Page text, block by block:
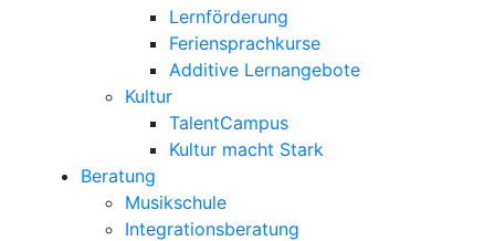
Lernförderung
Feriensprachkurse
Additive Lernangebote
Kultur
TalentCampus
Kultur macht Stark
Beratung
Musikschule
Integrationsberatung